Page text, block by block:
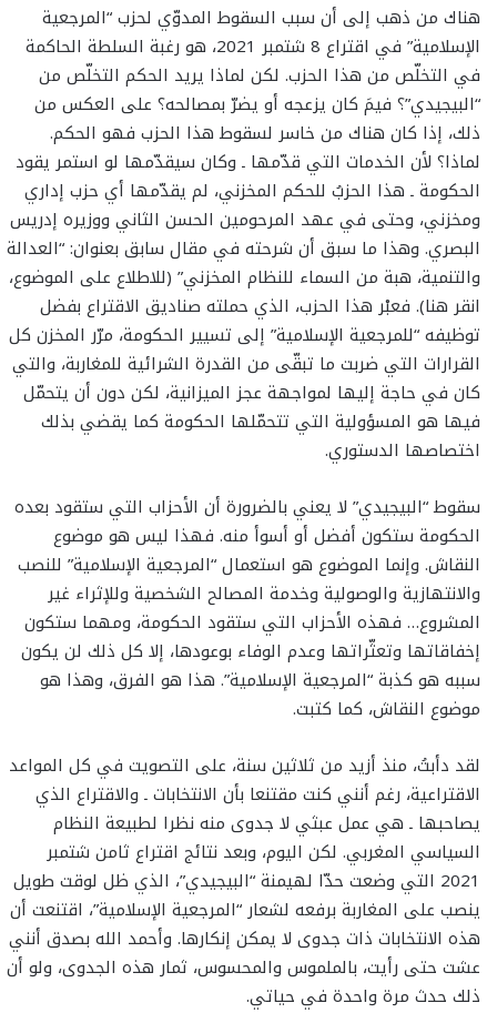
هناك من ذهب إلى أن سبب السقوط المدوّي لحزب “المرجعية
الإسلامية” في اقتراع 8 شتمبر 2021، هو رغبة السلطة الحاكمة
في التخلّص من هذا الحزب. لكن لماذا يريد الحكم التخلّص من
“البيجيدي”؟ فيمَ كان يزعجه أو يضرّ بمصالحه؟ على العكس من
ذلك، إذا كان هناك من خاسر لسقوط هذا الحزب فهو الحكم.
لماذا؟ لأن الخدمات التي قدّمها ـ وكان سيقدّمها لو استمر يقود
الحكومة ـ هذا الحزبُ للحكم المخزني، لم يقدّمها أي حزب إداري
ومخزني، وحتى في عهد المرحومين الحسن الثاني ووزيره إدريس
البصري. وهذا ما سبق أن شرحته في مقال سابق بعنوان: “العدالة
والتنمية، هبة من السماء للنظام المخزني” (للاطلاع على الموضوع،
انقر هنا). فعبْر هذا الحزب، الذي حملته صناديق الاقتراع بفضل
توظيفه “للمرجعية الإسلامية” إلى تسيير الحكومة، مرّر المخزن كل
القرارات التي ضربت ما تبقّى من القدرة الشرائية للمغاربة، والتي
كان في حاجة إليها لمواجهة عجز الميزانية، لكن دون أن يتحمّل
فيها هو المسؤولية التي تتحمّلها الحكومة كما يقضي بذلك
اختصاصها الدستوري.
سقوط “البيجيدي” لا يعني بالضرورة أن الأحزاب التي ستقود بعده
الحكومة ستكون أفضل أو أسوأ منه. فهذا ليس هو موضوع
النقاش. وإنما الموضوع هو استعمال “المرجعية الإسلامية” للنصب
والانتهازية والوصولية وخدمة المصالح الشخصية وللإثراء غير
المشروع… فهذه الأحزاب التي ستقود الحكومة، ومهما ستكون
إخفاقاتها وتعثّراتها وعدم الوفاء بوعودها، إلا كل ذلك لن يكون
سببه هو كذبة “المرجعية الإسلامية”. هذا هو الفرق، وهذا هو
موضوع النقاش، كما كتبت.
لقد دأبتُ، منذ أزيد من ثلاثين سنة، على التصويت في كل المواعد
الاقتراعية، رغم أنني كنت مقتنعا بأن الانتخابات ـ والاقتراع الذي
يصاحبها ـ هي عمل عبثي لا جدوى منه نظرا لطبيعة النظام
السياسي المغربي. لكن اليوم، وبعد نتائج اقتراع ثامن شتمبر
2021 التي وضعت حدّا لهيمنة “البيجيدي”، الذي ظل لوقت طويل
ينصب على المغاربة برفعه لشعار “المرجعية الإسلامية”، اقتنعت أن
هذه الانتخابات ذات جدوى لا يمكن إنكارها. وأحمد الله بصدق أنني
عشت حتى رأيت، بالملموس والمحسوس، ثمار هذه الجدوى، ولو أن
ذلك حدث مرة واحدة في حياتي.